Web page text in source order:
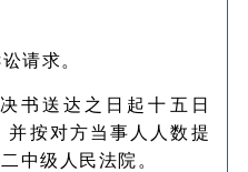
请求。
书送达之日起十五日
并按对方当事人人数提
中级人民法院。